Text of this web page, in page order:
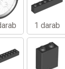
1 darab